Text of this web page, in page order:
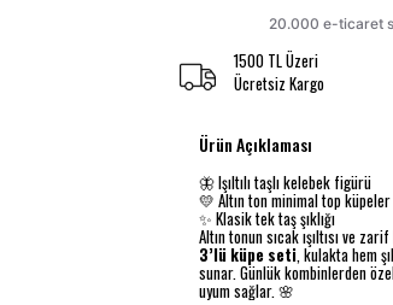
1500 TL Üzeri
Ücretsiz Kargo
Ürün Açıklaması
🦋 Işıltılı taşlı kelebek figürü
💛 Altın ton minimal top küpeler
✨ Klasik tek taş şıklığı
Altın tonun sıcak ışıltısı ve
3’lü küpe seti, kulakta hem
sunar. Günlük kombinlerden
uyum sağlar. 🌸